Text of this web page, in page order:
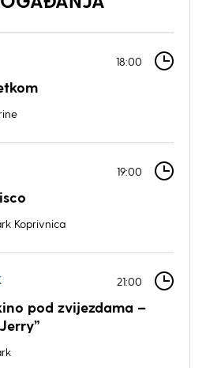
18:00
19:00
Koprivnica
21:00
pod zvijezdama –